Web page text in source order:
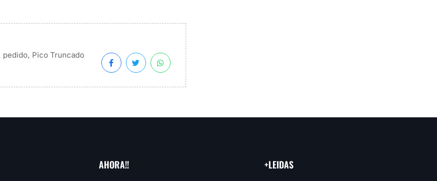
pedido, Pico Truncado
AHORA!! +LEIDAS